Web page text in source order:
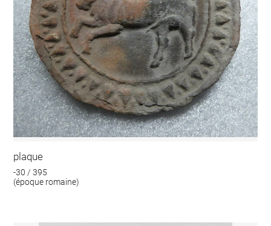
plaque
-30 / 395
(époque romaine)